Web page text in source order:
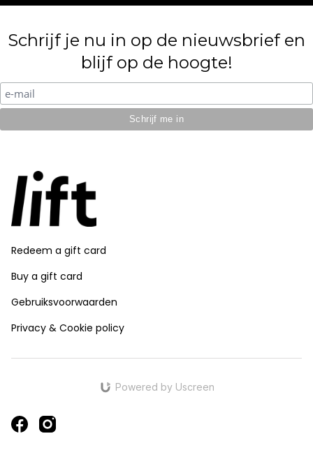
Schrijf je nu in op de nieuwsbrief en
blijf op de hoogte!
Redeem a gift card
Buy a gift card
Gebruiksvoorwaarden
Privacy & Cookie policy
Powered by Uscreen